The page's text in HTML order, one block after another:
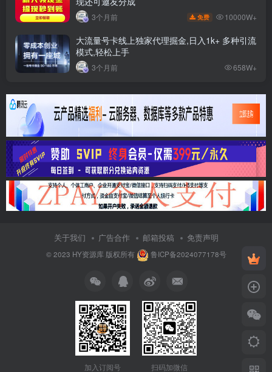
3个月前 免费 10000W+
大流量号卡线上独家代理掘金,日入1k+ 多种引流
模式,轻松上手
3个月前 658W+
关于我们 广告合作 邮箱投稿 免责声明
© 2023 HY资源库版权所有 鲁ICP备2024077178号
加入订阅号 扫码加微信